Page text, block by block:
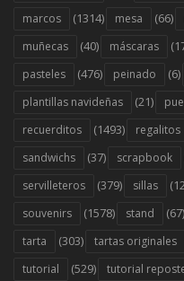
marcos (1314) mesa (66)
muñecas (40) máscaras
pasteles (476) peinado (6)
plantillas navideñas (21)
recuerditos (1493) regalitos
sandwichs (37) scrapbook
servilleteros (379) sillas
souvenirs (1578) stand (67)
tarta (303) tartas originales
tutorial (529) tutorial